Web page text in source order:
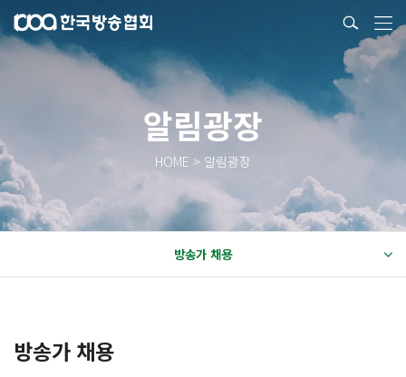
알림광장
HOME > 알림광장
방송가 채용
방송가 채용